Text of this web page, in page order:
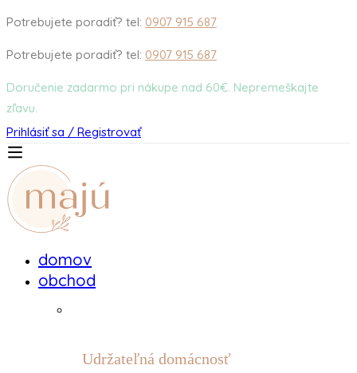
Potrebujete poradiť? tel: 0907 915 687
Potrebujete poradiť? tel: 0907 915 687
Doručenie zadarmo pri nákupe nad 60€. Nepremeškajte
zľavu.
Prihlásiť sa / Registrovať
domov
obchod
Udržateľná domácnosť